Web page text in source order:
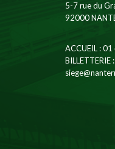
5-7 rue du
92000
ACCUEIL: 01
BILLETTERIE: